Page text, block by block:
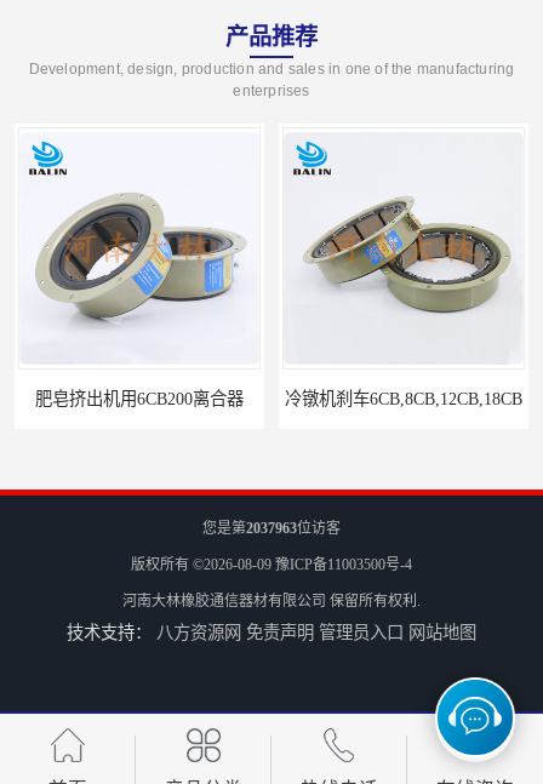
产品推荐
Development, design, production and sales in one of the manufacturing
enterprises
冷镦机刹车6CB,8CB,12CB,18CB Airflex同等6CB200离合器
气胎鼓式小型4CB200离合器刹车
您是第2037963位访客
版权所有 ©2026-08-09 豫ICP备11003500号-4
河南大林橡胶通信器材有限公司 保留所有权利.
技术支持： 八方资源网 免责声明 管理员入口 网站地图